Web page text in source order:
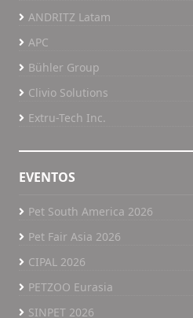
ANDRITZ Latam
APC
Bühler Group
Clivio Solutions
Extru-Tech Inc.
EVENTOS
Pet South America 2026
Pet Fair Asia 2026
CIPAL 2026
PETZOO Eurasia
SINPET 2026